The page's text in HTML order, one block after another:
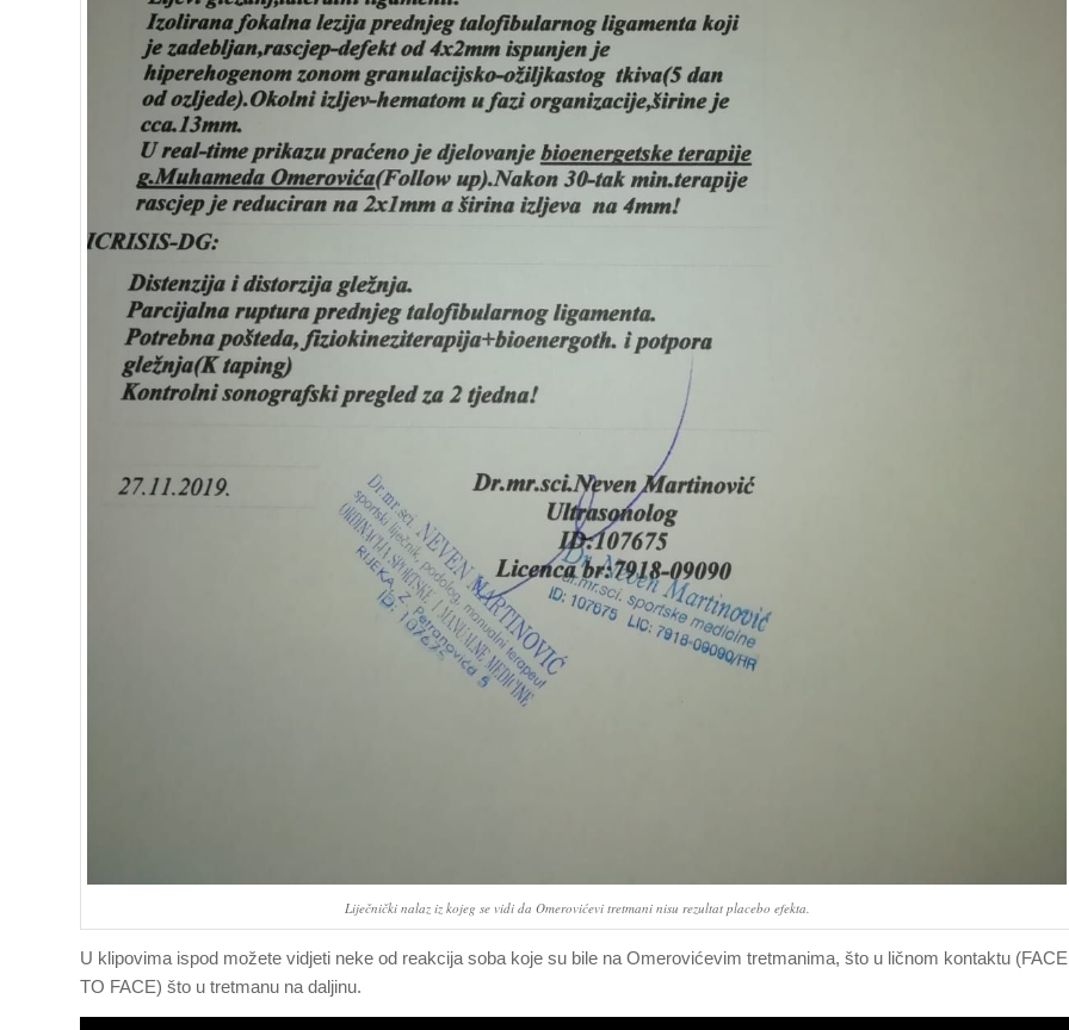
Liječnički nalaz iz kojeg se vidi da Omerovićevi tretmani nisu rezultat placebo efekta.
U klipovima ispod možete vidjeti neke od reakcija soba koje su bile na Omerovićevim tretmanima, što u ličnom kontaktu (FACE
TO FACE) što u tretmanu na daljinu.